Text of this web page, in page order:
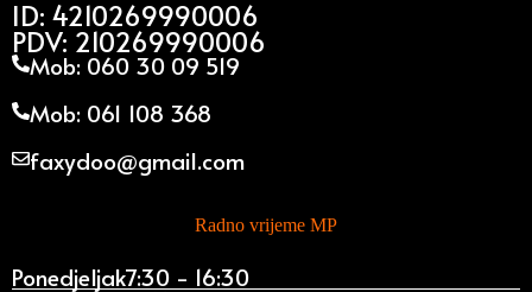
ID: 4210269990006
PDV: 210269990006
Mob: 060 30 09 519
Mob: 061 108 368
faxydoo@gmail.com
Radno vrijeme MP
Ponedjeljak7:30 - 16:30